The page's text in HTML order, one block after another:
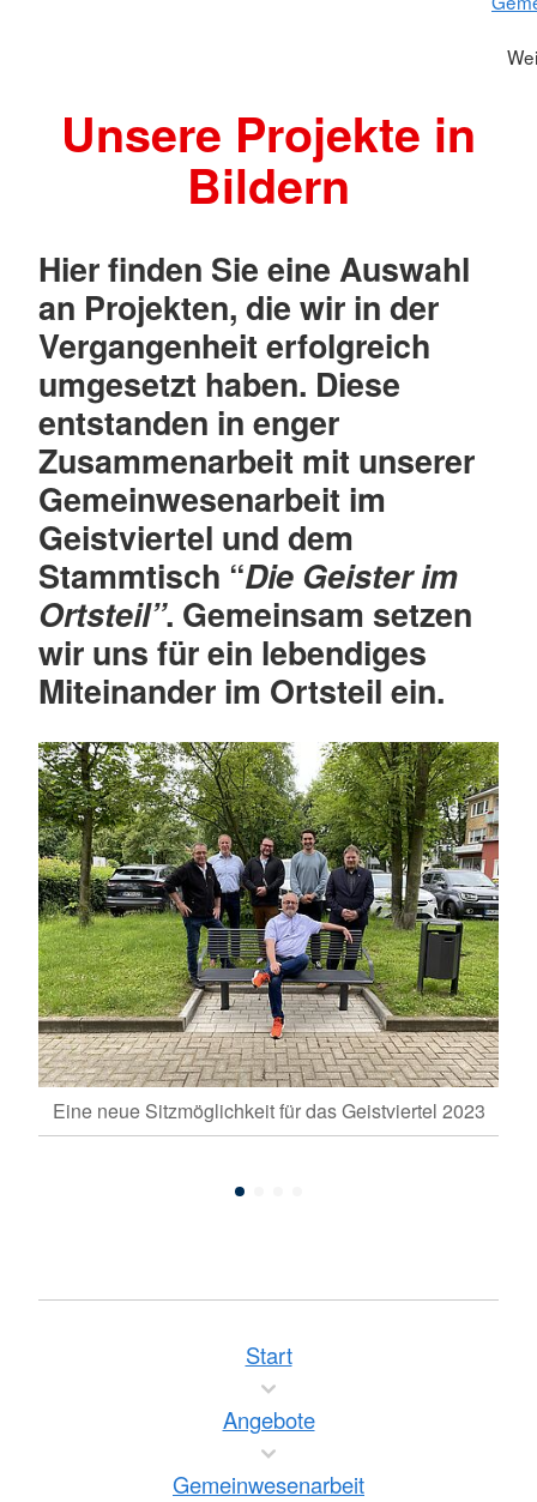
Unsere Projekte in
Bildern
Hier finden Sie eine Auswahl
an Projekten, die wir in der
Vergangenheit erfolgreich
umgesetzt haben. Diese
entstanden in enger
Zusammenarbeit mit unserer
Gemeinwesenarbeit im
Geistviertel und dem
Stammtisch “Die Geister im
Ortsteil”. Gemeinsam setzen
wir uns für ein lebendiges
Miteinander im Ortsteil ein.
Eine neue Sitzmöglichkeit für das Geistviertel 2023
Start
Angebote
Gemeinwesenarbeit